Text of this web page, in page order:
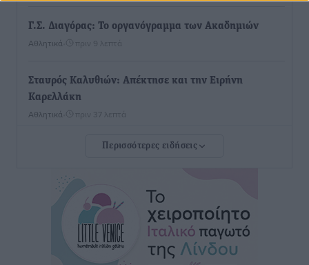
Γ.Σ. Διαγόρας: Το οργανόγραμμα των Ακαδημιών
Αθλητικά πριν 9 λεπτά
Σταυρός Καλυθιών: Απέκτησε και την Ειρήνη
Καρελλάκη
Αθλητικά πριν 37 λεπτά
Πρωτάθλημα Καλαθοσφαίρισης Δικηγορικών
με επιτυχία την 17η διοργάνωση
πριν 50 λεπτά
Φοιτητική στέγη: «Φωτιά» τα ενοίκια σε Αθήνα και
Θεσσαλονίκη – Έως 800 ευρώ στο Ρέθυμνο
Περισσότερες ειδήσεις